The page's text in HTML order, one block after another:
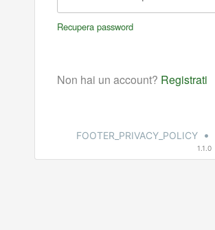
FOOTER_PRIVACY_POLICY •
1.1.0